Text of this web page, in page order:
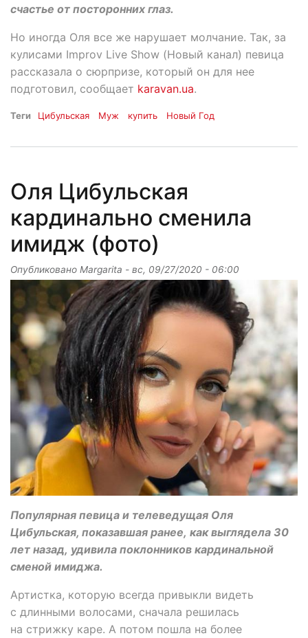
счастье от посторонних глаз.
Но иногда Оля все же нарушает молчание. Так, за
кулисами Improv Live Show (Новый канал) певица
рассказала о сюрпризе, который он для нее
подготовил, сообщает karavan.ua.
Теги Цибульская Муж купить Новый Год
Оля Цибульская
кардинально сменила
имидж (фото)
Опубликовано Margarita - вс, 09/27/2020 - 06:00
Популярная певица и телеведущая Оля
Цибульская, показавшая ранее, как выглядела 30
лет назад, удивила поклонников кардинальной
сменой имиджа.
Артистка, которую всегда привыкли видеть
с длинными волосами, сначала решилась
на стрижку каре. А потом пошла на более